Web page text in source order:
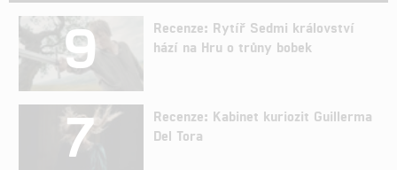
9
Recenze: Rytíř Sedmi království
hází na Hru o trůny bobek
7
Recenze: Kabinet kuriozit Guillerma
Del Tora